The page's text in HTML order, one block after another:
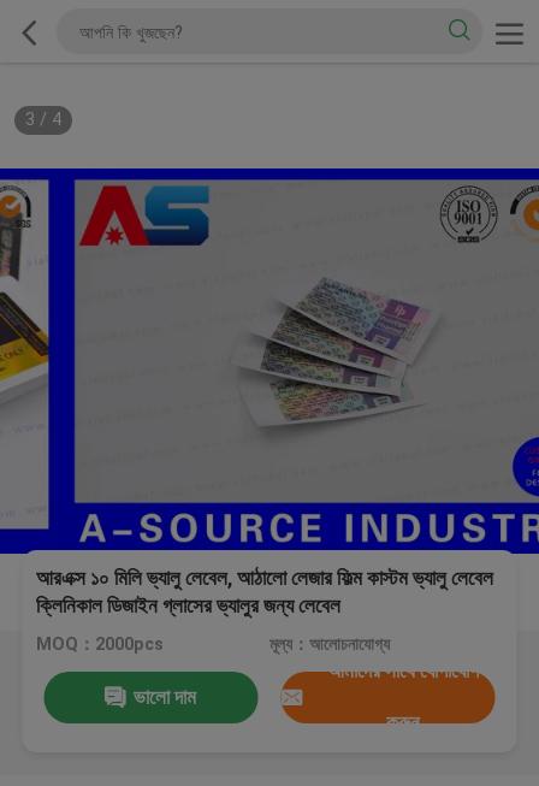
3 / 4
আরএক্স ১০ মিলি ভ্যালু লেবেল, আঠালো লেজার ফিল্ম কাস্টম ভ্যালু লেবেল
ক্লিনিকাল ডিজাইন গ্লাসের ভ্যালুর জন্য লেবেল
MOQ：2000pcs মূল্য：আলোচনাযোগ্য
ভালো দাম
আমাদের সাথে যোগাযোগ
করুন